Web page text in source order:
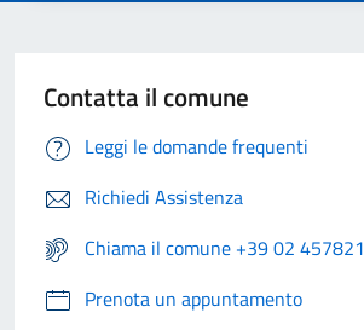
Contatta il comune
Leggi le domande frequenti
Richiedi Assistenza
Chiama il comune +39 02 457821
Prenota un appuntamento